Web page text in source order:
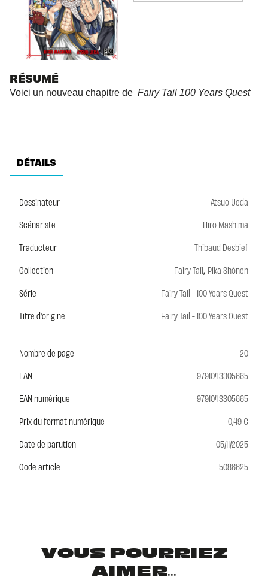
RÉSUMÉ
Voici un nouveau chapitre de Fairy Tail 100 Years Quest
DÉTAILS
Dessinateur
Atsuo Ueda
Scénariste
Hiro Mashima
Traducteur
Thibaud Desbief
Collection
Fairy Tail, Pika Shônen
Série
Fairy Tail - 100 Years Quest
Titre d'origine
Fairy Tail - 100 Years Quest
Nombre de page
20
EAN
9791043305665
EAN numérique
9791043305665
Prix du format numérique
0,49 €
Date de parution
05/11/2025
Code article
5086625
VOUS POURRIEZ
AIMER...